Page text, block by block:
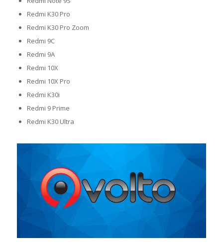
Redmi K30 Pro
Redmi K30 Pro Zoom
Redmi 9C
Redmi 9A
Redmi 10X
Redmi 10X Pro
Redmi K30i
Redmi 9 Prime
Redmi K30 Ultra